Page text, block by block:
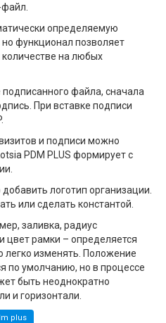
определяемую
функционал позволяет
на любых
файла, сначала
При вставке подписи
и подписи можно
PDM PLUS формирует с
логотип организации.
или сделать константой.
заливка, радиус
цвет рамки – определяется
изменять. Положение
по умолчанию, но в процессе
быть неоднократно
и горизонтали.
plus